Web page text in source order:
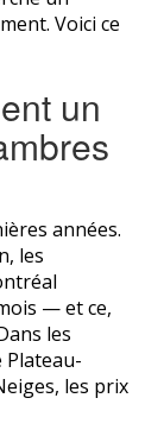
Voici ce
un
années.
les
— et ce,
les
Plateau-
les prix